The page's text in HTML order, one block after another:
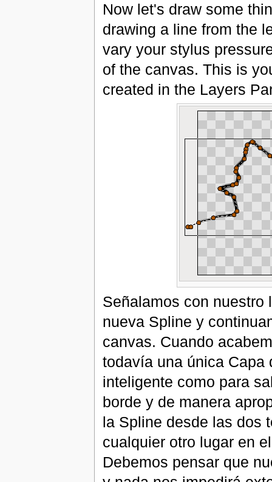
Now let's draw some
drawing a line from the
vary your stylus
of the canvas. This is
created in the Layers
Señalamos con nuestro
nueva Spline y
canvas. Cuando
todavía una única Capa
inteligente como para
borde y de manera
la Spline desde las dos
cualquier otro lugar en
Debemos pensar que